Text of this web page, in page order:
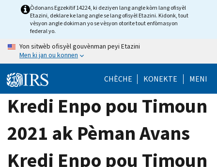
Òdonans Egzekitif 14224, ki deziyen lang angle kòm lang ofisyèl
Etazini, deklare ke lang angle se lang ofisyèl Etazini. Kidonk, tout
vèsyon angle dokiman yo se vèsyon otorite tout enfòmasyon
federal yo.
Yon sitwèb ofisyèl gouvènman peyi Etazini
Men ki jan ou konnen
CHÈCHE KONEKTE MENI
Kredi Enpo pou Timoun
2021 ak Pèman Avans
Kredi Enpo pou Timoun